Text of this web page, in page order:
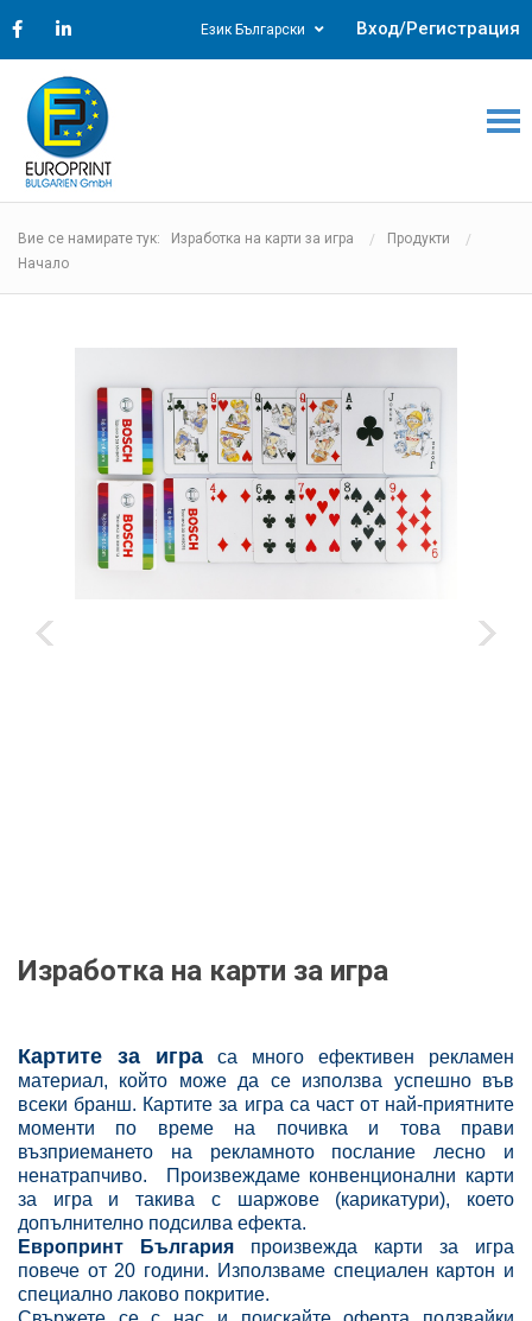
Език Български Вход/Регистрация
Вие се намирате тук: Изработка на карти за игра
Продукти
Начало
‹ ›
Изработка на карти за игра
Картите за игра са много ефективен рекламен
материал, който може да се използва успешно във
всеки бранш. Картите за игра са част от най-приятните
моменти по време на почивка и това прави
възприемането на рекламното послание лесно и
ненатрапчиво. Произвеждаме конвенционални карти
за игра и такива с шаржове (карикатури), което
допълнително подсилва ефекта.
Европринт България произвежда карти за игра
повече от 20 години. Използваме специален картон и
специално лаково покритие.